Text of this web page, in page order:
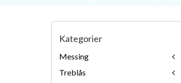
Kategorier
Messing
Treblås